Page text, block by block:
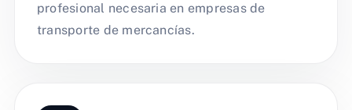
profesional necesaria en empresas de
transporte de mercancías.